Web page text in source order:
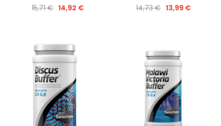
15,71 € 14,92 € 14,73 € 13,99 €